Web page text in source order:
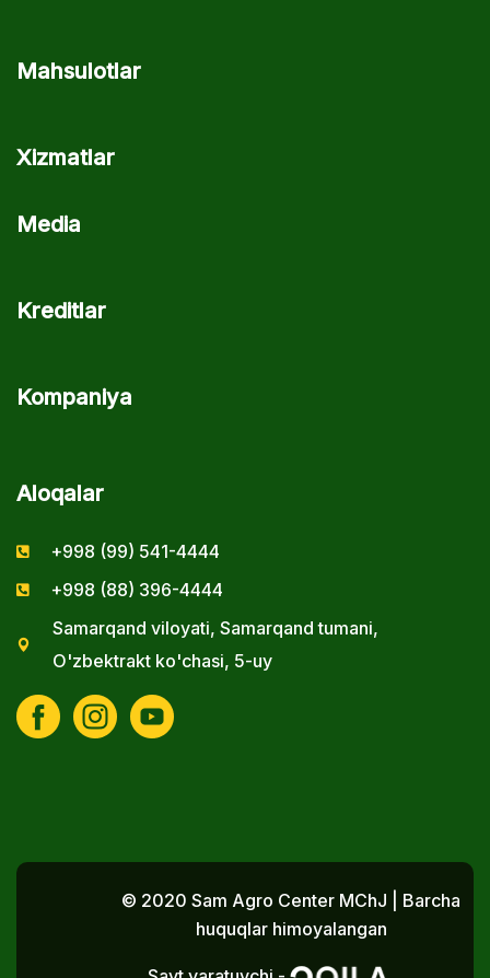
Mahsulotlar
Xizmatlar
Media
Kreditlar
Kompaniya
Aloqalar
+998 (99) 541-4444
+998 (88) 396-4444
Samarqand viloyati, Samarqand tumani,
O'zbektrakt ko'chasi, 5-uy
© 2020 Sam Agro Center MChJ | Barcha
huquqlar himoyalangan